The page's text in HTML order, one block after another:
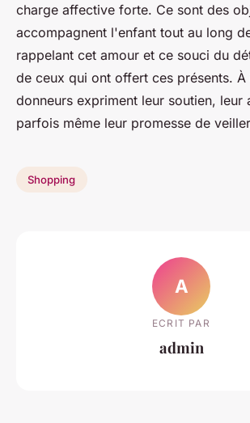
charge affective forte. Ce sont des
accompagnent l'enfant tout au long
rappelant cet amour et ce souci du
de ceux qui ont offert ces présents.
donneurs expriment leur soutien, leur
parfois même leur promesse de
Shopping
A
ECRIT PAR
admin